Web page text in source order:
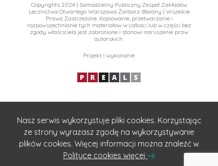
Copyrights 2024 | Samodzielny Publiczny Zespół Zakładów
Lecznictwa Otwartego Warszawa Żoliborz-Bielany | Wszelkie
Prawa Zastrzeżone. Kopiowanie, przetwarzanie i
rozpowszechnianie tych materiałow w całosci lub w części bez
zgody właściciela jest zabronione i stanowi naruszenie praw
autorskich.
Projekt i wykonanie
Nasz serwis wykorzystuje pliki cookies. Korzystając
ze strony wyrażasz zgodę na wykorzystywanie
plików cookies. Więcej informacji można znaleźć w
Polityce cookies więcej